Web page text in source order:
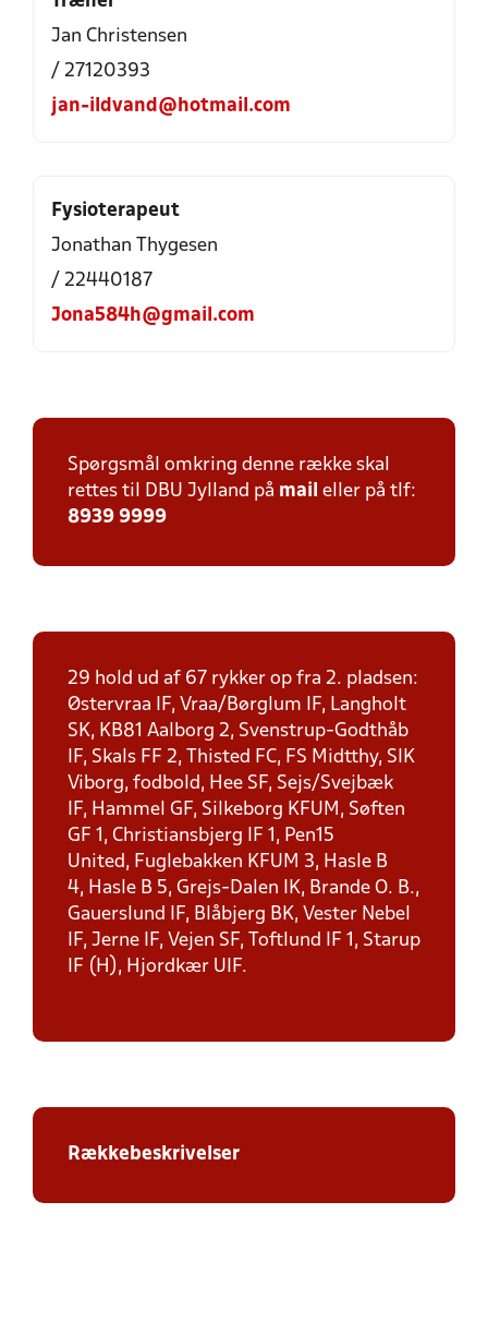
Jan Christensen
/ 27120393
jan-ildvand@hotmail.com
Fysioterapeut
Jonathan Thygesen
/ 22440187
Jona584h@gmail.com
Spørgsmål omkring denne række skal
rettes til DBU Jylland på mail eller på tlf:
8939 9999
29 hold ud af 67 rykker op fra 2. pladsen:
Østervraa IF, Vraa/Børglum IF, Langholt
SK, KB81 Aalborg 2, Svenstrup-Godthåb
IF, Skals FF 2, Thisted FC, FS Midtthy, SIK
Viborg, fodbold, Hee SF, Sejs/Svejbæk
IF, Hammel GF, Silkeborg KFUM, Søften
GF 1, Christiansbjerg IF 1, Pen15
United, Fuglebakken KFUM 3, Hasle B
4, Hasle B 5, Grejs-Dalen IK, Brande O. B.,
Gauerslund IF, Blåbjerg BK, Vester Nebel
IF, Jerne IF, Vejen SF, Toftlund IF 1, Starup
IF (H), Hjordkær UIF.
Rækkebeskrivelser